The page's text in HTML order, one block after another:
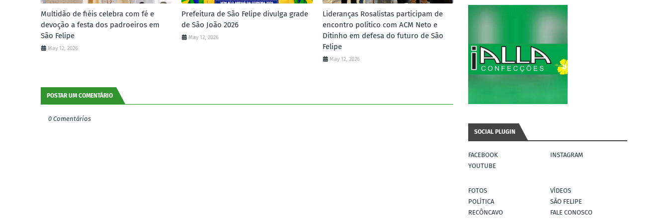
Multidão de fiéis celebra com fé e
devoção a festa dos padroeiros em
São Felipe
May 12, 2026
Prefeitura de São Felipe divulga grade
de São João 2026
May 12, 2026
Lideranças Rosalistas participam de
encontro político com ACM Neto e
Ditinho em defesa do futuro de São
Felipe
May 12, 2026
POSTAR UM COMENTÁRIO
0 Comentários
SOCIAL PLUGIN
FACEBOOK
INSTAGRAM
YOUTUBE
FOTOS
VÍDEOS
POLÍTICA
SÃO FELIPE
RECÔNCAVO
FALE CONOSCO